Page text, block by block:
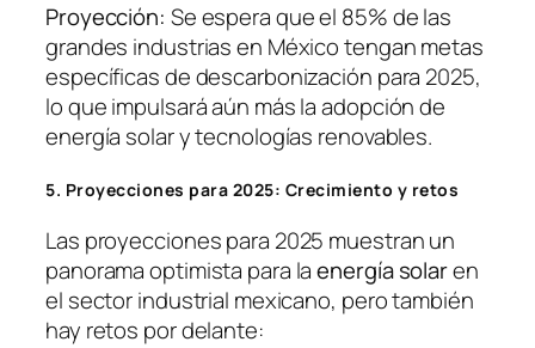
Proyección: Se espera que el 85% de las
grandes industrias en México tengan metas
específicas de descarbonización para 2025,
lo que impulsará aún más la adopción de
energía solar y tecnologías renovables.
5. Proyecciones para 2025: Crecimiento y retos
Las proyecciones para 2025 muestran un
panorama optimista para laenergía solaren
el sector industrial mexicano, pero también
hay retos por delante: